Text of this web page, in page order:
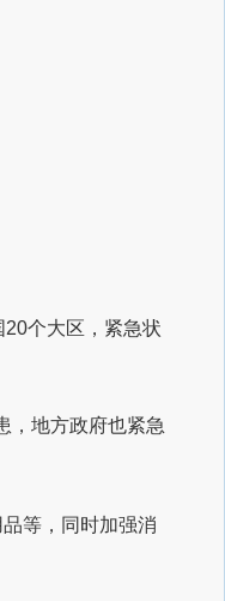
个大区，紧急状
，地方政府也紧急
等，同时加强消